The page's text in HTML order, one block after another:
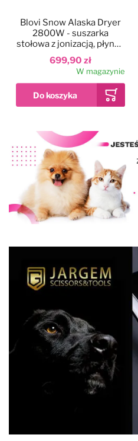
699,90 zł
Blovi Snow Alaska Dryer
2800W - suszarka
stołowa z jonizacją, płynną
regulacją nawiewu i
dwustopniową regulacją
temperaturyW magazynie
12 999,00 zł
Blovi Professional
Grooming SPA
90x68x95cm - wanna
ozonowa z technologią
Milky SPA Micro Bubble i
hydromasażemW magazynie